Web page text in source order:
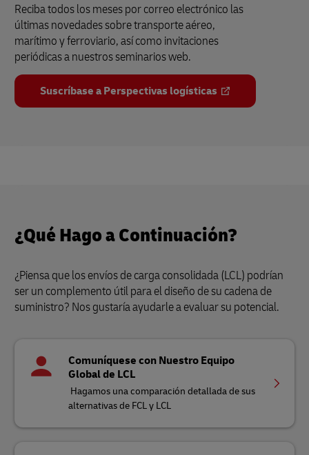
Reciba todos los meses por correo electrónico las
últimas novedades sobre transporte aéreo,
marítimo y ferroviario, así como invitaciones
periódicas a nuestros seminarios web.
Suscríbase a Perspectivas logísticas
¿Qué Hago a Continuación?
¿Piensa que los envíos de carga consolidada (LCL) podrían
ser un complemento útil para el diseño de su cadena de
suministro? Nos gustaría ayudarle a evaluar su potencial.
Comuníquese con Nuestro Equipo
Global de LCL
Hagamos una comparación detallada de sus
alternativas de FCL y LCL